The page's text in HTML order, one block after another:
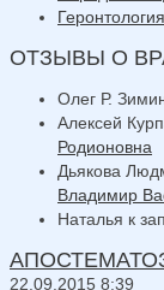
Геронтология
ОТЗЫВЫ О
Олег Р.
Алексей
Родионовна
Дьякова
Владимир
Наталья к
22.09.2015 8:39